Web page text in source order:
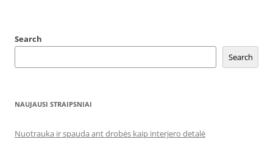
Search
Search
NAUJAUSI STRAIPSNIAI
Nuotrauka ir spauda ant drobės kaip interjero detalė